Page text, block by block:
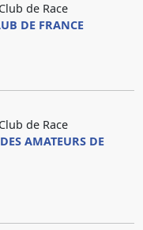
de Race
DE FRANCE
de Race
AMATEURS DE